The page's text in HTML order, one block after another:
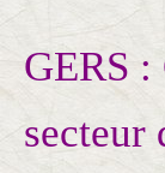
GERS :
secteur